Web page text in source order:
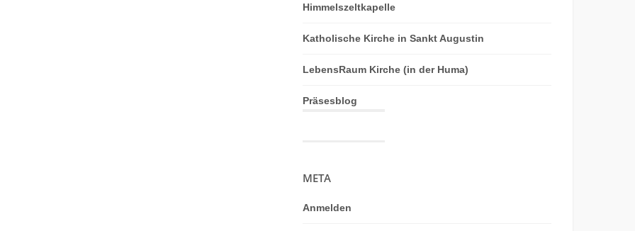
Himmelszeltkapelle
Katholische Kirche in Sankt Augustin
LebensRaum Kirche (in der Huma)
Präsesblog
META
Anmelden